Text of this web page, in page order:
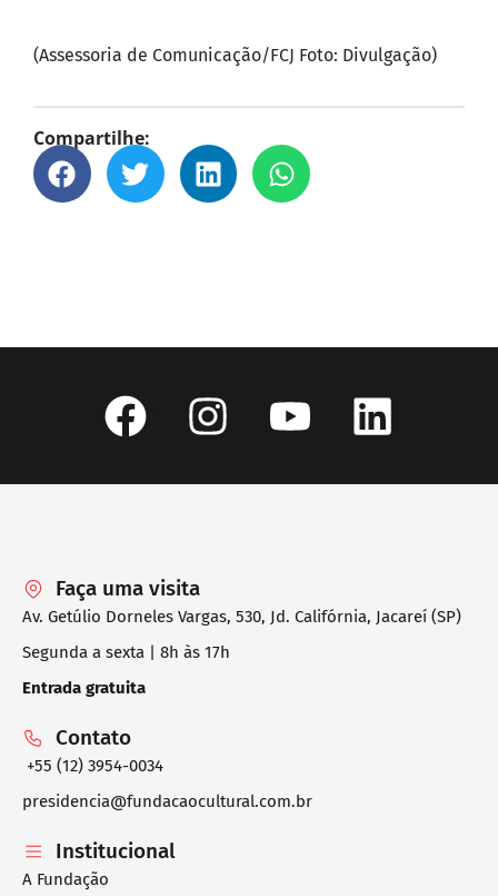
(Assessoria de Comunicação/FCJ Foto: Divulgação)
Compartilhe:
Faça uma visita
Av. Getúlio Dorneles Vargas, 530, Jd. Califórnia, Jacareí (SP)
Segunda a sexta | 8h às 17h
Entrada gratuita
Contato
+55 (12) 3954-0034
presidencia@fundacaocultural.com.br
Institucional
A Fundação